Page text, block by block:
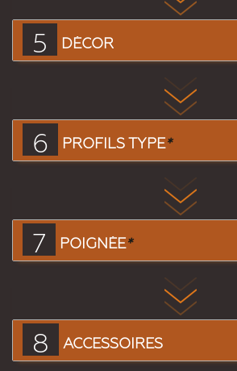
5 DÉCOR
6 PROFILS TYPE*
7 POIGNÉE*
8 ACCESSOIRES